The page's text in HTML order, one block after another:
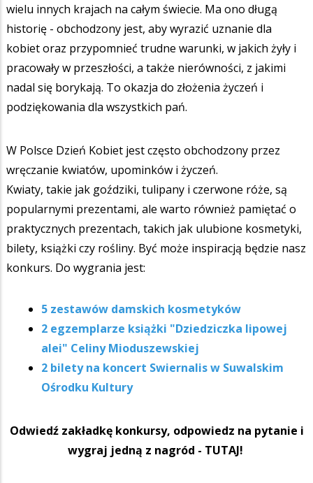
wielu innych krajach na całym świecie. Ma ono długą
historię - obchodzony jest, aby wyrazić uznanie dla
kobiet oraz przypomnieć trudne warunki, w jakich żyły i
pracowały w przeszłości, a także nierówności, z jakimi
nadal się borykają. To okazja do złożenia życzeń i
podziękowania dla wszystkich pań.
W Polsce Dzień Kobiet jest często obchodzony przez
wręczanie kwiatów, upominków i życzeń.
Kwiaty, takie jak goździki, tulipany i czerwone róże, są
popularnymi prezentami, ale warto również pamiętać o
praktycznych prezentach, takich jak ulubione kosmetyki,
bilety, książki czy rośliny. Być może inspiracją będzie nasz
konkurs. Do wygrania jest:
5 zestawów damskich kosmetyków
2 egzemplarze książki "Dziedziczka lipowej
alei" Celiny Mioduszewskiej
2 bilety na koncert Swiernalis w Suwalskim
Ośrodku Kultury
Odwiedź zakładkę konkursy, odpowiedz na pytanie i
wygraj jedną z nagród - TUTAJ!